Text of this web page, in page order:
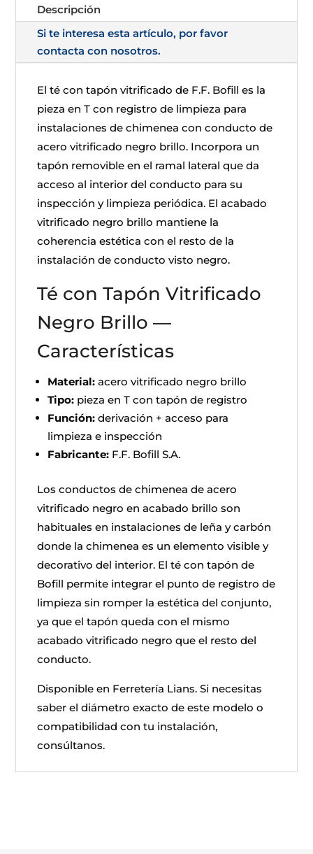
Descripción
Si te interesa esta artículo, por favor
contacta con nosotros.
El té con tapón vitrificado de F.F. Bofill es la
pieza en T con registro de limpieza para
instalaciones de chimenea con conducto de
acero vitrificado negro brillo. Incorpora un
tapón removible en el ramal lateral que da
acceso al interior del conducto para su
inspección y limpieza periódica. El acabado
vitrificado negro brillo mantiene la
coherencia estética con el resto de la
instalación de conducto visto negro.
Té con Tapón Vitrificado
Negro Brillo —
Características
Material: acero vitrificado negro brillo
Tipo: pieza en T con tapón de registro
Función: derivación + acceso para
limpieza e inspección
Fabricante: F.F. Bofill S.A.
Los conductos de chimenea de acero
vitrificado negro en acabado brillo son
habituales en instalaciones de leña y carbón
donde la chimenea es un elemento visible y
decorativo del interior. El té con tapón de
Bofill permite integrar el punto de registro de
limpieza sin romper la estética del conjunto,
ya que el tapón queda con el mismo
acabado vitrificado negro que el resto del
conducto.
Disponible en Ferretería Lians. Si necesitas
saber el diámetro exacto de este modelo o
compatibilidad con tu instalación,
consúltanos.